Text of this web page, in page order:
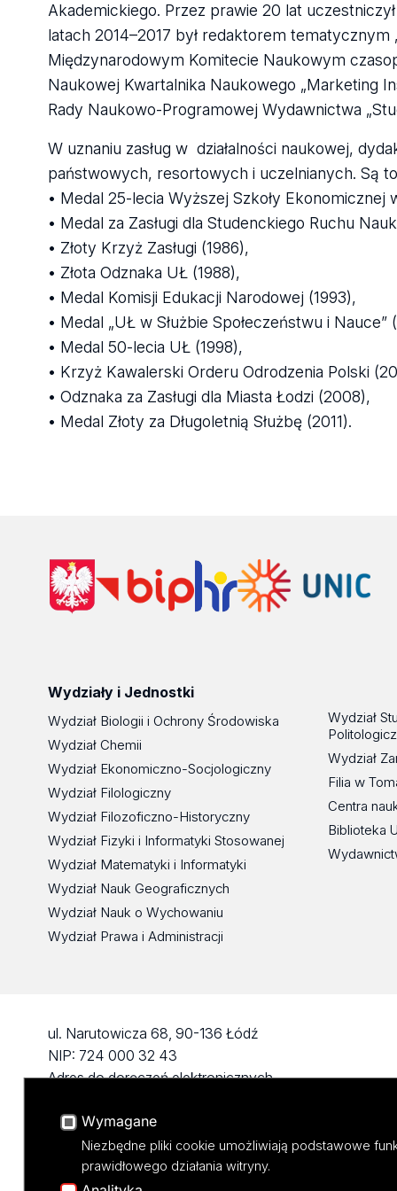
Akademickiego. Przez prawie 20 lat
latach 2014–2017 był redaktorem
Międzynarodowym Komitecie Naukowym
Naukowej Kwartalnika Naukowego „Marketing
Rady Naukowo-Programowej Wydawnictwa
W uznaniu zasług w działalności naukowej,
państwowych, resortowych i uczelnianych. Są
• Medal 25-lecia Wyższej Szkoły Ekonomicznej
• Medal za Zasługi dla Studenckiego Ruchu
• Złoty Krzyż Zasługi (1986),
• Złota Odznaka UŁ (1988),
• Medal Komisji Edukacji Narodowej (1993),
• Medal „UŁ w Służbie Społeczeństwu i Nauce”
• Medal 50-lecia UŁ (1998),
• Krzyż Kawalerski Orderu Odrodzenia Polski
• Odznaka za Zasługi dla Miasta Łodzi (2008),
• Medal Złoty za Długoletnią Służbę (2011).
Wydziały i Jednostki
Wydział Biologii i Ochrony Środowiska
Wydział Chemii
Wydział Ekonomiczno-Socjologiczny
Wydział Filologiczny
Wydział Filozoficzno-Historyczny
Wydział Fizyki i Informatyki Stosowanej
Wydział Matematyki i Informatyki
Wydział Nauk Geograficznych
Wydział Nauk o Wychowaniu
Wydział Prawa i Administracji
Wydział
Wydział
Filia w
Centra
Biblioteka
ul. Narutowicza 68, 90-136 Łódź
NIP: 724 000 32 43
Adres do doręczeń elektronicznych
KONTAKT
Wymagane
Niezbędne pliki cookie umożliwiają podstawowe
prawidłowego działania witryny.